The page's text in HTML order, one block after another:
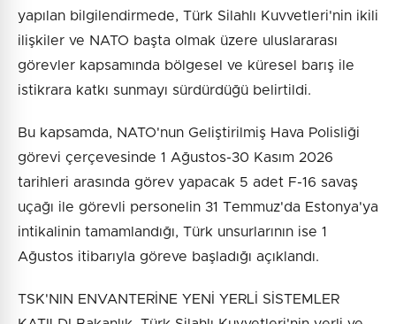
yapılan bilgilendirmede, Türk Silahlı Kuvvetleri'nin ikili
ilişkiler ve NATO başta olmak üzere uluslararası
görevler kapsamında bölgesel ve küresel barış ile
istikrara katkı sunmayı sürdürdüğü belirtildi.
Bu kapsamda, NATO'nun Geliştirilmiş Hava Polisliği
görevi çerçevesinde 1 Ağustos-30 Kasım 2026
tarihleri arasında görev yapacak 5 adet F-16 savaş
uçağı ile görevli personelin 31 Temmuz'da Estonya'ya
intikalinin tamamlandığı, Türk unsurlarının ise 1
Ağustos itibarıyla göreve başladığı açıklandı.
TSK'NIN ENVANTERİNE YENİ YERLİ SİSTEMLER